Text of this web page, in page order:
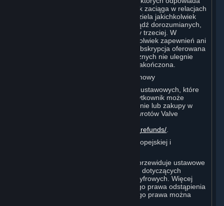
oraz za zobowiązania, które Użytkownik zaciąga w relacjach
z takimi osobami trzecimi. Valve nie udziela jakichkolwiek
zapewnień ani gwarancji, wyraźnych bądź dorozumianych,
dotyczących jakiejkolwiek witryny osoby trzeciej. W
szczególności Valve nie udziela jakichkolwiek zapewnień ani
gwarancji, że jakakolwiek usługa lub subskrypcja oferowana
za pośrednictwem dostawców zewnętrznych nie ulegnie
zmianie, nie zostanie zawieszona lub zakończona.
I. Zwroty i Prawo do Odstąpienia od Umowy
Bez uszczerbku dla jakichkolwiek praw ustawowych, które
mogą przysługiwać Użytkownikowi, Użytkownik może
wystąpić o zwrot pieniędzy za zamówienie lub zakupy w
Steam zgodnie z warunkami Polityki Zwrotów Valve
http://store.steampowered.com/steam_refunds/
Informacja dla konsumentów z Unii Europejskiej i
Prawo UE i Zjednoczonego Królestwa przewiduje ustawowe
prawo odstąpienia od niektórych umów dotyczących
towarów fizycznych i zamówień treści cyfrowych. Więcej
informacji na temat zakresu ustawowego prawa odstąpienia
od umowy i sposobów korzystania z tego prawa można